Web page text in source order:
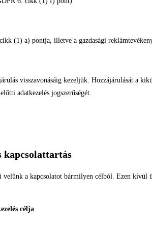
(1) a) pontja, illetve a gazdasági
visszavonásáig kezeljük. Hozzájárulását a
adatkezelés jogszerűségét.
a kapcsolatot bármilyen célból. Ezen kívül
célja